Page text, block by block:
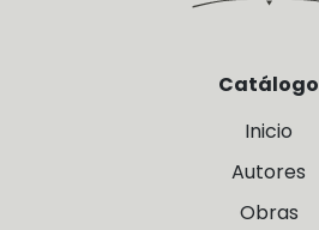
Catálogo
Inicio
Autores
Obras